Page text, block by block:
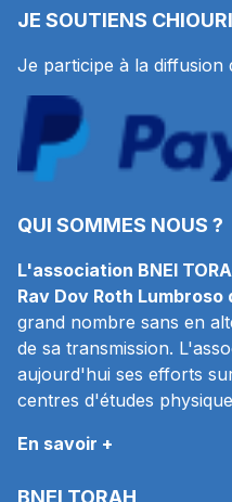
JE SOUTIENS
Je participe à la diffusion
QUI SOMMES NOUS ?
L'association BNEI
Rav Dov Roth
grand nombre sans en
de sa transmission.
aujourd'hui ses efforts
centres d'études
En savoir +
BNEI TORAH